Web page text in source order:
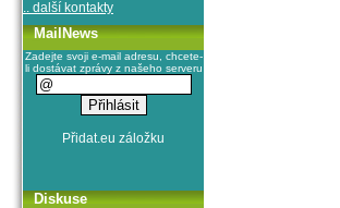
.. další kontakty
MailNews
Zadejte svoji e-mail adresu, chcete-
li dostávat zprávy z našeho serveru
Diskuse